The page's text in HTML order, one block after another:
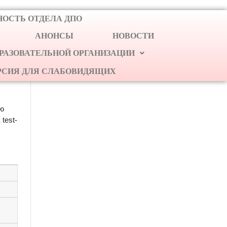
ОТДЕЛА ДПО
АНОНСЫ
НОВОСТИ
ОРГАНИЗАЦИИ
ДЛЯ СЛАБОВИДЯЩИХ
test-